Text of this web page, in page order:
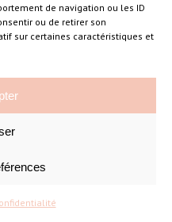
de navigation ou les ID
ou de retirer son
sur certaines caractéristiques et
Photographe